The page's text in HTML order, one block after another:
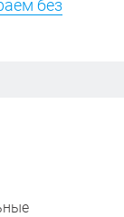
без